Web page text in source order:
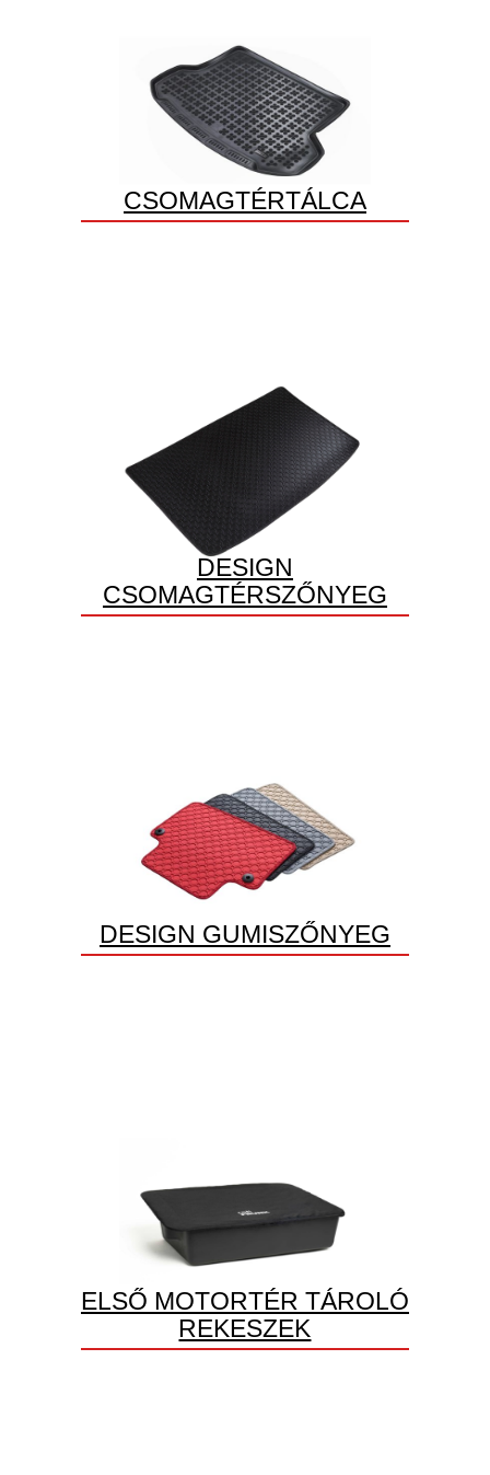
CSOMAGTÉRTÁLCA
DESIGN
CSOMAGTÉRSZŐNYEG
DESIGN GUMISZŐNYEG
ELSŐ MOTORTÉR TÁROLÓ
REKESZEK